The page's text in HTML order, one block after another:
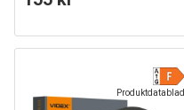
Produktdatablad